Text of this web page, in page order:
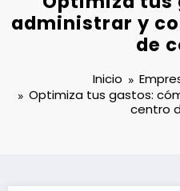
administrar y
de
Inicio
Optimiza tus gastos:
centro